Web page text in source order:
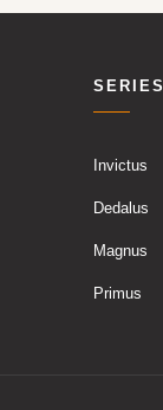
SERIES
Invictus
Dedalus
Magnus
Primus